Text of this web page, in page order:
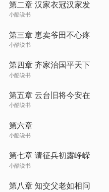
第二章 汉家衣冠汉家发
小酷说书
第三章 崽卖爷田不心疼
小酷说书
第四章 齐家治国平天下
小酷说书
第五章 云台旧将今安在
小酷说书
第六章
小酷说书
第七章 请征兵初露峥嵘
小酷说书
第八章 知交父老如相问